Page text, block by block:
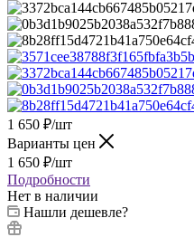
1 650 ₽/шт
Варианты цен
1 650 ₽/шт
Подробности
Нет в наличии
Нашли дешевле?